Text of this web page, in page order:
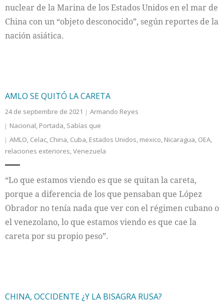
nuclear de la Marina de los Estados Unidos en el mar de
China con un “objeto desconocido”, según reportes de la
nación asiática.
AMLO SE QUITÓ LA CARETA
24 de septiembre de 2021
Armando Reyes
Nacional, Portada, Sabías que
AMLO, Celac, China, Cuba, Estados Unidos, mexico, Nicaragua, OEA,
relaciones exteriores,Venezuela
“Lo que estamos viendo es que se quitan la careta,
porque a diferencia de los que pensaban que López
Obrador no tenía nada que ver con el régimen cubano o
el venezolano, lo que estamos viendo es que cae la
careta por su propio peso”.
CHINA, OCCIDENTE ¿Y LA BISAGRA RUSA?